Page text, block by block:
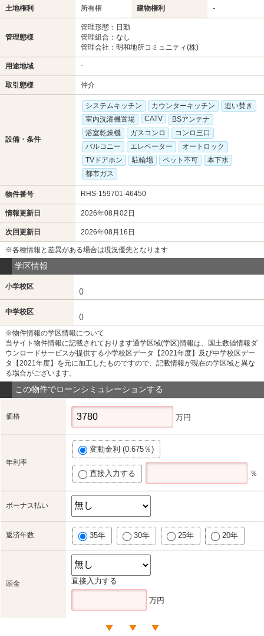
土地権利 所有権 建物権利 -
管理態様
管理形態：日勤
管理組合：なし
管理会社：明和地所コミュニティ(株)
用途地域 -
取引態様 仲介
設備・条件
システムキッチン カウンターキッチン
追い焚き
室内洗濯機置場
CATV
BSアンテナ
浴室乾燥機
ガスコンロ
コンロ三口
バルコニー
エレベーター
オートロック
TVドアホン
駐輪場 ペット不可
本下水
都市ガス
物件番号 RHS-159701-46450
情報更新日 2026年08月02日
次回更新日 2026年08月16日
※各種情報と差異がある場合は現況優先となります
学区情報
小学校区
()
中学校区
()
※物件情報の学区情報について
当サイト物件情報に記載されております通学区域(学区)情報は、国土数値情報ダ
ウンロードサービスが提供する小学校区データ【2021年度】及び中学校区デー
タ【2021年度】を元に加工したものですので、記載情報が現在の学区域と異な
る場合がございます。
この物件でローンシミュレーションする
価格 万円
年利率
変動金利 (0.675％)
直接入力する ％
ボーナス払い
返済年数 35年 30年 25年 20年
頭金 直接入力する
万円